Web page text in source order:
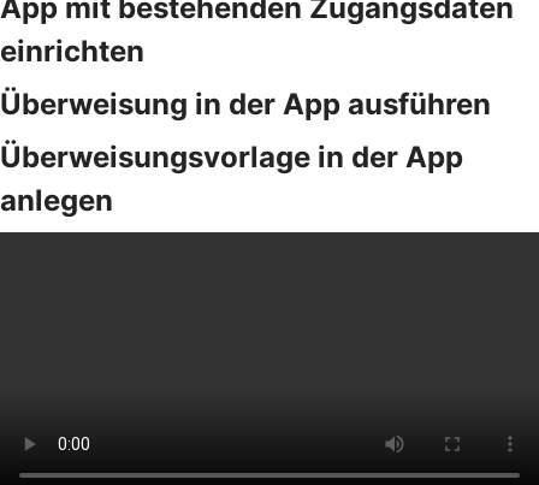
App mit bestehenden Zugangsdaten
einrichten
Überweisung in der App ausführen
Überweisungsvorlage in der App
anlegen